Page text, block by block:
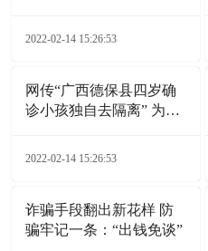
2022-02-14 15:26:53
网传“广西德保县四岁确
诊小孩独自去隔离” 为不
2022-02-14 15:26:53
诈骗手段翻出新花样 防
骗牢记一条：“出钱免谈”